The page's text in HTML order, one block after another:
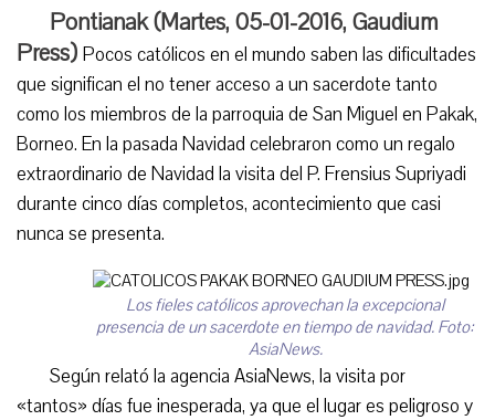
Pontianak (Martes, 05-01-2016, Gaudium
Press) Pocos católicos en el mundo saben las dificultades
que significan el no tener acceso a un sacerdote tanto
como los miembros de la parroquia de San Miguel en Pakak,
Borneo. En la pasada Navidad celebraron como un regalo
extraordinario de Navidad la visita del P. Frensius Supriyadi
durante cinco días completos, acontecimiento que casi
nunca se presenta.
Los fieles católicos aprovechan la excepcional
presencia de un sacerdote en tiempo de navidad. Foto:
AsiaNews.
Según relató la agencia AsiaNews, la visita por
«tantos» días fue inesperada, ya que el lugar es peligroso y